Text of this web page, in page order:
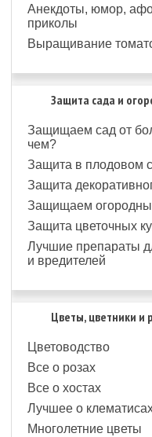
Анекдоты, юмор,
приколы
Выращивание
Защита сада и
Защищаем сад от
чем?
Защита в плодовом
Защита
Защищаем
Защита цветочных
Лучшие препараты
и вредителей
Цветы, цветники и
Цветоводство
Все о розах
Все о хостах
Лучшее о
Многолетние цветы